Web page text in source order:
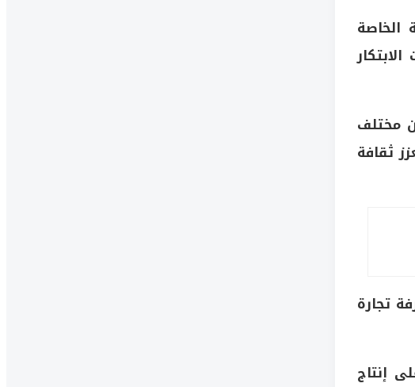
الخاصة
بمشاركة 10 فرق شبابية من مختلف
ثقافة
تجارة
إنتاج